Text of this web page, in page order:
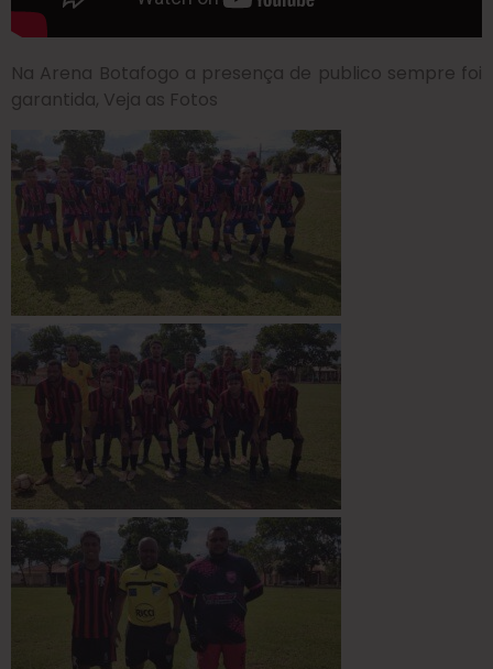
Na Arena Botafogo a presença de publico sempre foi
garantida, Veja as Fotos